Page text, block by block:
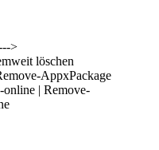
>
löschen
AppxPackage
| Remove-